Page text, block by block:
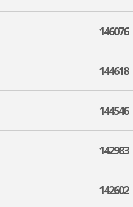
146076
144618
144546
142983
142602